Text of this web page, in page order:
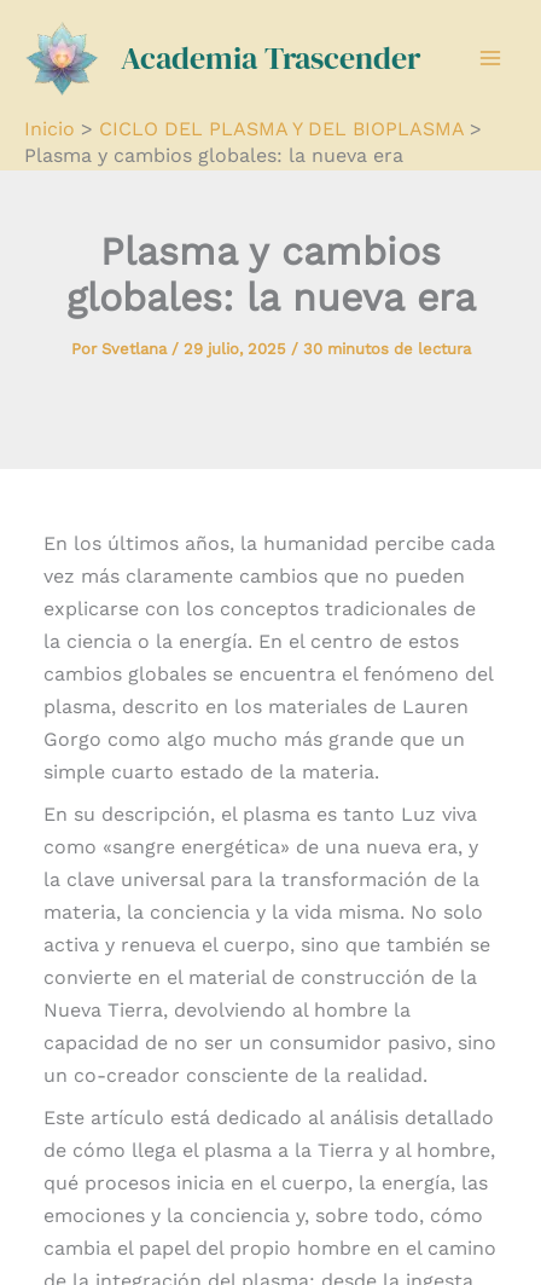
contenido
Academia Trascender
Inicio
CICLO DEL PLASMA Y DEL BIOPLASMA
Plasma y cambios globales: la nueva era
Plasma y cambios
globales: la nueva era
Por Svetlana / 29 julio, 2025 / 30 minutos de lectura
En los últimos años, la humanidad percibe cada
vez más claramente cambios que no pueden
explicarse con los conceptos tradicionales de
la ciencia o la energía. En el centro de estos
cambios globales se encuentra el fenómeno del
plasma, descrito en los materiales de Lauren
Gorgo como algo mucho más grande que un
simple cuarto estado de la materia.
En su descripción, el plasma es tanto Luz viva
como «sangre energética» de una nueva era, y
la clave universal para la transformación de la
materia, la conciencia y la vida misma. No solo
activa y renueva el cuerpo, sino que también se
convierte en el material de construcción de la
Nueva Tierra, devolviendo al hombre la
capacidad de no ser un consumidor pasivo, sino
un co-creador consciente de la realidad.
Este artículo está dedicado al análisis detallado
de cómo llega el plasma a la Tierra y al hombre,
qué procesos inicia en el cuerpo, la energía, las
emociones y la conciencia y, sobre todo, cómo
cambia el papel del propio hombre en el camino